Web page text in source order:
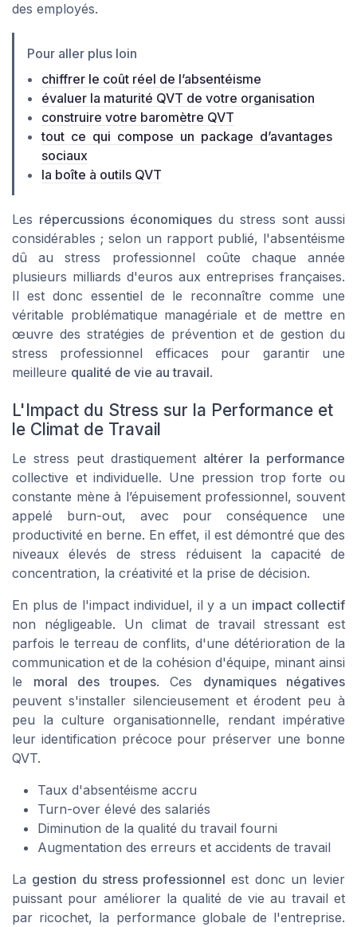
des employés.
Pour aller plus loin
chiffrer le coût réel de l’absentéisme
évaluer la maturité QVT de votre organisation
construire votre baromètre QVT
tout ce qui compose un package d’avantages
sociaux
la boîte à outils QVT
Les répercussions économiques du stress sont aussi
considérables ; selon un rapport publié, l'absentéisme
dû au stress professionnel coûte chaque année
plusieurs milliards d'euros aux entreprises françaises.
Il est donc essentiel de le reconnaître comme une
véritable problématique managériale et de mettre en
œuvre des stratégies de prévention et de gestion du
stress professionnel efficaces pour garantir une
meilleure qualité de vie au travail.
L'Impact du Stress sur la Performance et
le Climat de Travail
Le stress peut drastiquement altérer la performance
collective et individuelle. Une pression trop forte ou
constante mène à l’épuisement professionnel, souvent
appelé burn-out, avec pour conséquence une
productivité en berne. En effet, il est démontré que des
niveaux élevés de stress réduisent la capacité de
concentration, la créativité et la prise de décision.
En plus de l'impact individuel, il y a un impact collectif
non négligeable. Un climat de travail stressant est
parfois le terreau de conflits, d'une détérioration de la
communication et de la cohésion d'équipe, minant ainsi
le moral des troupes. Ces dynamiques négatives
peuvent s'installer silencieusement et érodent peu à
peu la culture organisationnelle, rendant impérative
leur identification précoce pour préserver une bonne
QVT.
Taux d'absentéisme accru
Turn-over élevé des salariés
Diminution de la qualité du travail fourni
Augmentation des erreurs et accidents de travail
La gestion du stress professionnel est donc un levier
puissant pour améliorer la qualité de vie au travail et
par ricochet, la performance globale de l'entreprise.